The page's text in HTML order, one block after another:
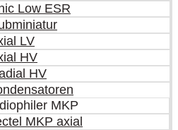
Low ESR
LV
HV
HV
MKP
MKP axial